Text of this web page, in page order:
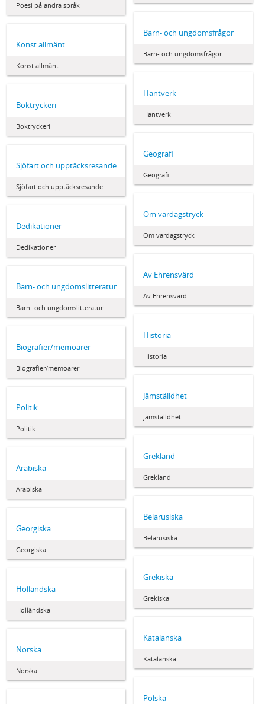
Poesi på andra språk
Barn- och ungdomsfrågor
Barn- och ungdomsfrågor
Konst allmänt
Konst allmänt
Hantverk
Hantverk
Boktryckeri
Boktryckeri
Geografi
Geografi
Sjöfart och upptäcksresande
Sjöfart och upptäcksresande
Om vardagstryck
Om vardagstryck
Dedikationer
Dedikationer
Av Ehrensvärd
Av Ehrensvärd
Barn- och ungdomslitteratur
Barn- och ungdomslitteratur
Historia
Historia
Biografier/memoarer
Biografier/memoarer
Jämställdhet
Jämställdhet
Politik
Politik
Grekland
Grekland
Arabiska
Arabiska
Belarusiska
Belarusiska
Georgiska
Georgiska
Grekiska
Grekiska
Holländska
Holländska
Katalanska
Katalanska
Norska
Norska
Polska